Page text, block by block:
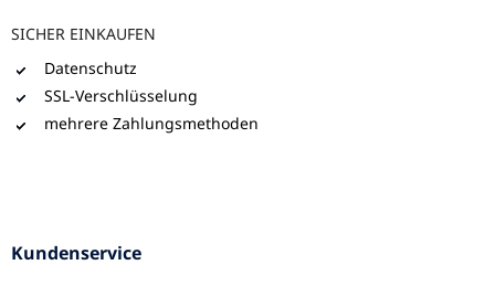
SICHER EINKAUFEN
Datenschutz
SSL-Verschlüsselung
mehrere Zahlungsmethoden
Kundenservice